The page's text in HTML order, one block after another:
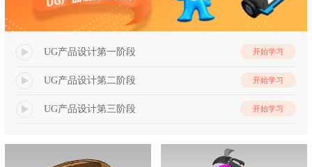
UG产品设计第一阶段 开始学习
UG产品设计第二阶段 开始学习
UG产品设计第三阶段 开始学习